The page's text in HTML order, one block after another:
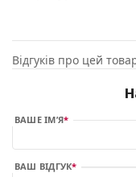
Відгуків про цей
ВАШЕ ІМ’Я
ВАШ ВІДГУК